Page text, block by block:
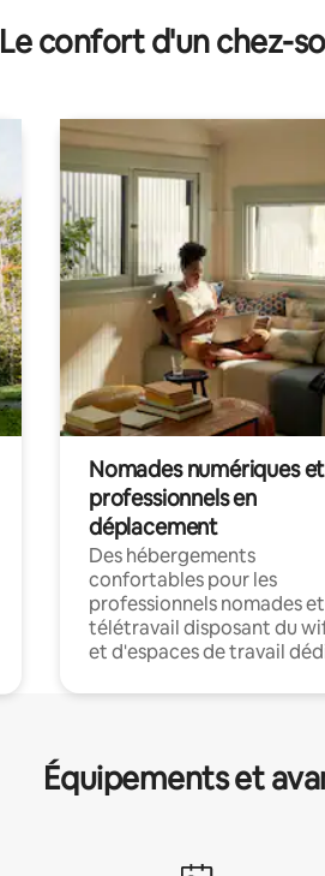
Le confort d'un chez-
Nomades numériques et
professionnels en
déplacement
Des hébergements
confortables pour les
professionnels nomades
télétravail disposant du
et d'espaces de travail
Équipements et